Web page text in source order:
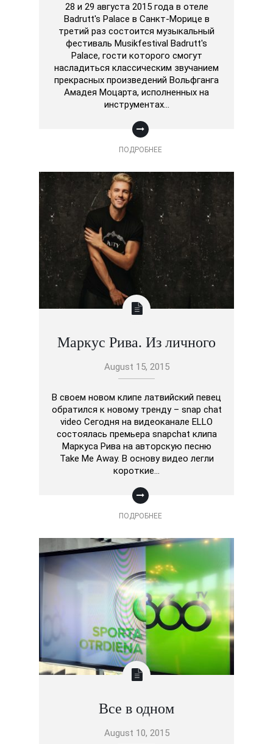
28 и 29 августа 2015 года в отеле
Badrutt's Palace в Санкт-Морице в
третий раз состоится музыкальный
фестиваль Musikfestival Badrutt's
Palace, гости которого смогут
насладиться классическим звучанием
прекрасных произведений Вольфганга
Амадея Моцарта, исполненных на
инструментах…
ПОДРОБНЕЕ
Маркус Рива. Из личного
August 15, 2015
В своем новом клипе латвийский певец
обратился к новому тренду – snap chat
video Сегодня на видеоканале ELLO
состоялась премьера snapchat клипа
Маркуса Рива на авторскую песню
Take Me Away. В основу видео легли
короткие…
ПОДРОБНЕЕ
Все в одном
August 10, 2015